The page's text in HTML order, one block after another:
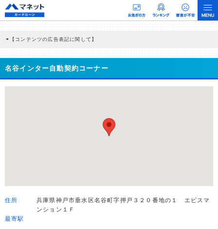
【コンテンツの広告表記に関して】
商品を根拠なくPRするものではなく、当編集部の調査／ユーザーへの口コミ収集な
どに基づき、公平性を担保した情報提供を行っています。
>提携企業一覧
名谷インター自動契約コーナー
住所
兵庫県神戸市垂水区名谷町字押戸３２０番地の１ エビスマ
ンション１Ｆ
最寄駅